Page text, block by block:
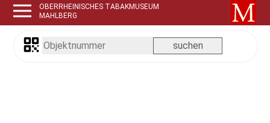
OBERRHEINISCHES TABAKMUSEUM
MAHLBERG